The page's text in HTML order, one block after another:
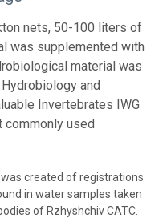
nets, 50-100 liters of
was supplemented with
material was
and
Invertebrates IWG
commonly used
created of registrations
in water samples taken
of Rzhyshchiv CATC.